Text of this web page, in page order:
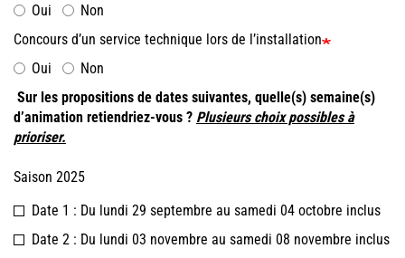
Oui
Non
Concours d’un service technique lors de l’installation
Oui
Non
Sur les propositions de dates suivantes, quelle(s) semaine(s)
d’animation retiendriez-vous ? Plusieurs choix possibles à
prioriser.
Saison 2025
Date 1 : Du lundi 29 septembre au samedi 04 octobre inclus
Date 2 : Du lundi 03 novembre au samedi 08 novembre inclus